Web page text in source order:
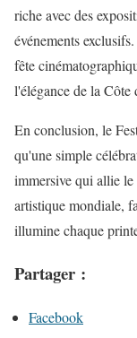
riche avec des
événements
fête
l'élégance de la Côte
En conclusion, le
qu'une simple
immersive qui allie
artistique mondiale,
illumine chaque
Partager :
Facebook